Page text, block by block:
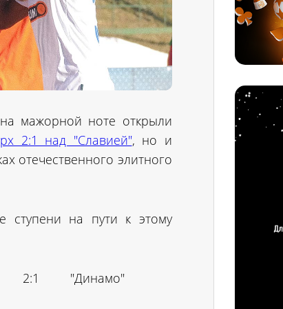
мажорной ноте открыли
2:1 над "Славией", но и
отечественного элитного
ступени на пути к этому
2:1 "Динамо"